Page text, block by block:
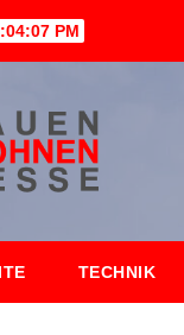
PM
TECHNIK